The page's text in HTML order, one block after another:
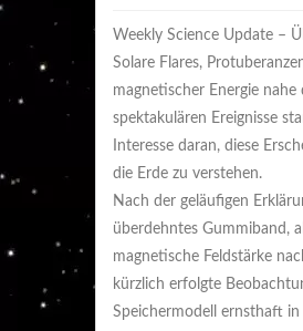
Weekly Science Update –
Solare Flares,
magnetischer Energie
spektakulären Ereignisse
Interesse daran, diese
die Erde zu verstehen.
Nach der geläufigen
überdehntes Gummiband,
magnetische Feldstärke
kürzlich erfolgte
Speichermodell ernsthaft